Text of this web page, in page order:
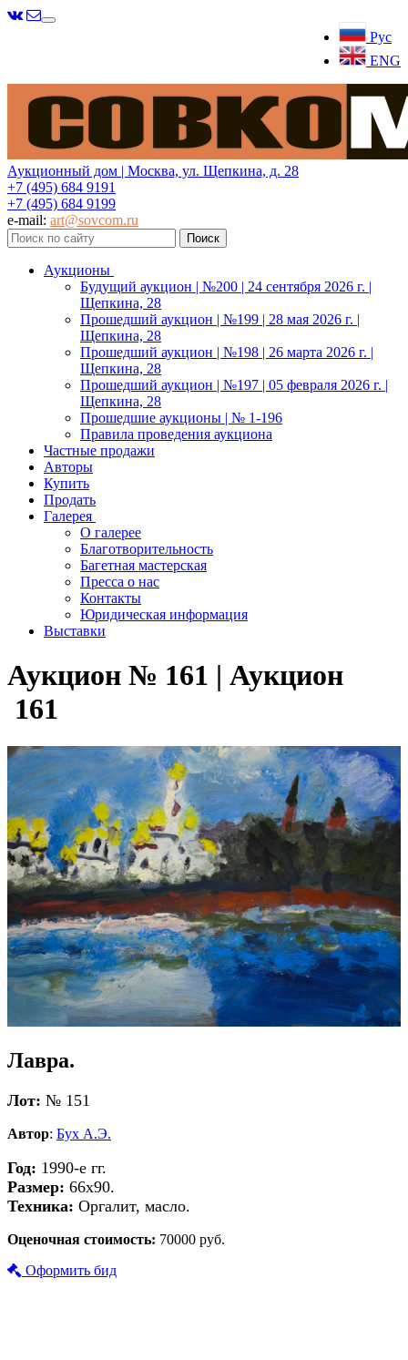
Рус
ENG
Меню
Аукционный дом | Москва, ул. Щепкина, д. 28
+7 (495) 684 9191
+7 (495) 684 9199
e-mail: art@sovcom.ru
Аукционы
Будущий аукцион | №200 | 24 сентября 2026 г. |
Щепкина, 28
Прошедший аукцион | №199 | 28 мая 2026 г. |
Щепкина, 28
Прошедший аукцион | №198 | 26 марта 2026 г. |
Щепкина, 28
Прошедший аукцион | №197 | 05 февраля 2026 г. |
Щепкина, 28
Прошедшие аукционы | № 1-196
Правила проведения аукциона
Частные продажи
Авторы
Купить
Продать
Галерея
О галерее
Благотворительность
Багетная мастерская
Пресса о нас
Контакты
Юридическая информация
Выставки
Аукцион № 161 | Аукцион
161
Лавра.
Лот: № 151
Автор: Бух А.Э.
Год: 1990-е гг.
Размер: 66х90.
Техника: Оргалит, масло.
Оценочная стоимость: 70000 руб.
Оформить бид